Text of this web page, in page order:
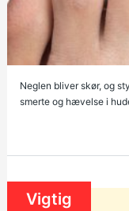
Neglen bliver skør, og
smerte og hævelse i
Vigtig